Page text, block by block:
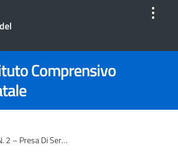
⋮
Comprensivo
Di Servizio A.s.2025-26